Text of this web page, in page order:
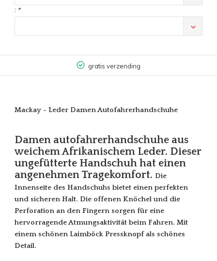
: *
gratis verzending
Mackay - Leder Damen Autofahrerhandschuhe
Damen autofahrerhandschuhe aus
weichem Afrikanischem Leder. Dieser
ungefütterte Handschuh hat einen
angenehmen Tragekomfort. Die
Innenseite des Handschuhs bietet einen perfekten
und sicheren Halt. Die offenen Knöchel und die
Perforation an den Fingern sorgen für eine
hervorragende Atmungsaktivität beim Fahren. Mit
einem schönen Laimböck Pressknopf als schönes
Detail.